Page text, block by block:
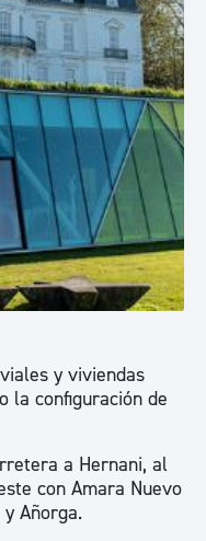
y viviendas
la configuración de
a Hernani, al
con Amara Nuevo
Añorga.